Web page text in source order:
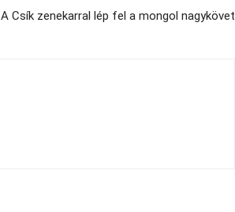
A Csík zenekarral lép fel a mongol nagykövet